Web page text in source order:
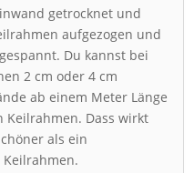
getrocknet und
aufgezogen und
Du kannst bei
2 cm oder 4 cm
ab einem Meter Länge
Keilrahmen. Dass wirkt
als ein